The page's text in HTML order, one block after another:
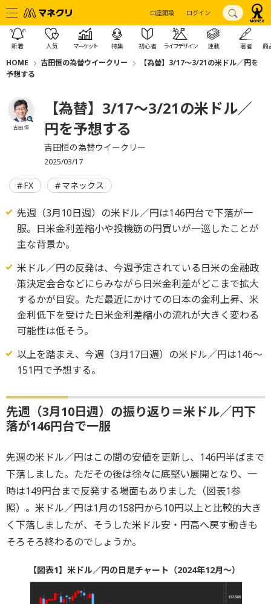
口座開設 ログイン
新着 人気 マーケット 特集 初心者 ライフデザイン 連載 著者 商
HOME 吉田恒の為替ウイークリー
【為替】3/17～3/21の米ドル／円を
予想する
吉田 恒
【為替】3/17～3/21の米ドル／
円を予想する
吉田恒の為替ウイークリー
2025/03/17
FX マネックス
先週（3月10日週）の米ドル／円は146円台で下落が一
服。日米金利差縮小や投機筋の円買いが一巡したことが
主な背景か。
米ドル／円の反発は、今週予定されている日米の金融政
策決定会合などにらみながら日米金利差がどこまで拡大
するかが目安。ただ最近にかけての日本の金利上昇、米
金利低下を受けた日米金利差縮小の流れが大きく変わる
可能性は低そう。
以上を踏まえ、今週（3月17日週）の米ドル／円は146～
151円で予想する。
先週（3月10日週）の振り返り＝米ドル／円下
落が146円台で一服
先週の米ドル／円はこの間の安値を更新し、146円半ばまで
下落しました。ただその後は徐々に底堅い展開となり、一
時は149円台まで反発する場面もありました（図表1参
照）。米ドル／円は1月の158円から10円以上と比較的大き
く下落しましたが、そうした米ドル安・円高へ戻す動きも
そろそろ終わるのでしょうか。
【図表1】米ドル／円の日足チャート（2024年12月～）